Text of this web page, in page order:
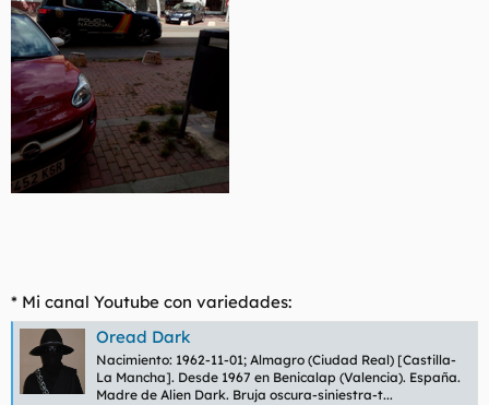
* Mi canal Youtube con variedades:
Oread Dark
Nacimiento: 1962-11-01; Almagro (Ciudad Real) [Castilla-
La Mancha]. Desde 1967 en Benicalap (Valencia). España.
Madre de Alien Dark. Bruja oscura-siniestra-t...